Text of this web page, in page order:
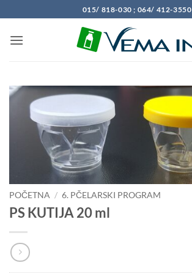
na
sadržaj
015/ 818-030 ; 064/ 412-3550
POČETNA / 6. PČELARSKI PROGRAM
PS KUTIJA 20 ml